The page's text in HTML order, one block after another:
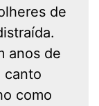
de
anos de
canto
como